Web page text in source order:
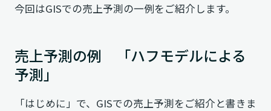
今回はGISでの売上予測の一例をご紹介します。
売上予測の例 「ハフモデルによる
予測」
「はじめに」で、GISでの売上予測をご紹介と書きま